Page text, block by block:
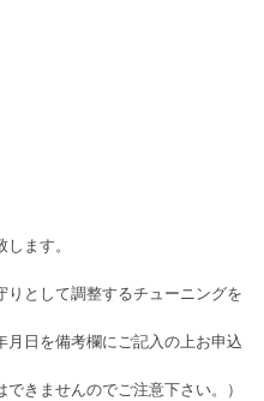
ます。
りとして調整するチューニングを
月日を備考欄にご記入の上お申込
きませんのでご注意下さい。）